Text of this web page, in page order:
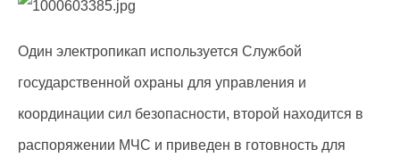
Один электропикап используется Службой
государственной охраны для управления и
координации сил безопасности, второй находится в
распоряжении МЧС и приведен в готовность для